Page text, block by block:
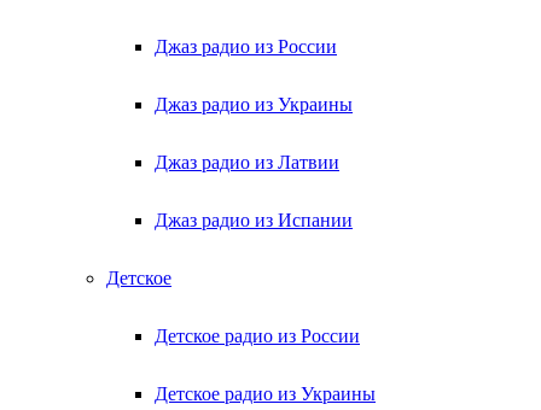
Джаз радио из России
Джаз радио из Украины
Джаз радио из Латвии
Джаз радио из Испании
Детское
Детское радио из России
Детское радио из Украины